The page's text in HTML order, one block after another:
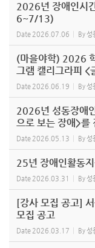
2026년 장애인시
6~7/13)
Date 2026.07.06 By성
(마을야학) 2026
그램 캘리그라피 <
Date 2026.06.19 By성
2026년 성동장애
으로 보는 장애>를
Date 2026.05.13 By성
25년 장애인활동
Date 2026.03.31 By성
[강사 모집 공고]
모집 공고
Date 2026.03.17 By성